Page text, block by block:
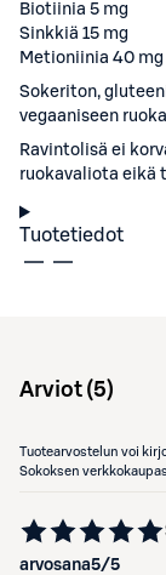
Biotiinia 5 mg
Sinkkiä 15 mg
Metioniinia 40 mg
Sokeriton,
vegaaniseen
Ravintolisä ei
ruokavaliota eikä
Tuotetiedot
Arviot (5)
Tuotearvostelun voi
Sokoksen
arvosana5/5